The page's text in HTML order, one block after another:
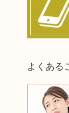
よくある